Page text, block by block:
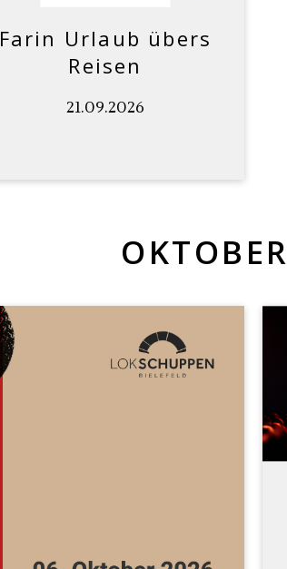
Farin Urlaub übers
Reisen
21.09.2026
OKTOBER